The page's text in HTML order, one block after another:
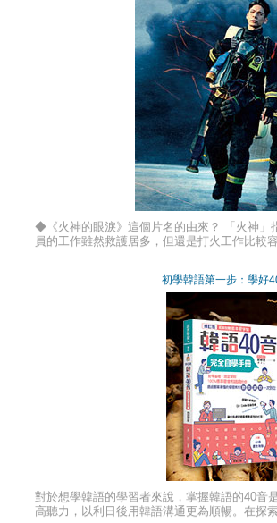
◆《火神的眼淚》這個片名的由來？ 「火神」
員的工作雖然救護居多，但還是打火工作比較
但在這些驚險危難中，搶救人命初學韓語第一步：學好
對於想學韓語的學習者來說，掌握韓語的40音
高聽力，以利日後用韓語溝通更為順暢。在探